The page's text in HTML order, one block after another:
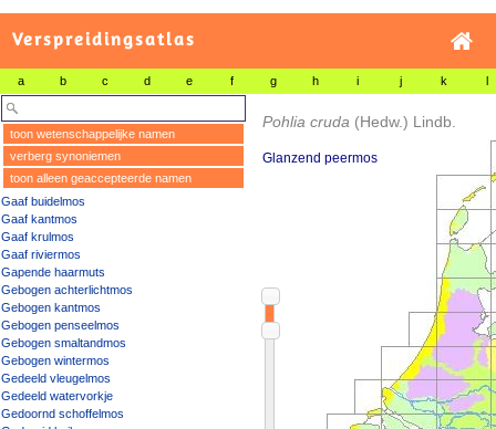
Verspreidingsatlas
a b c d e f g h i j k l
toon wetenschappelijke namen
verberg synoniemen
toon alleen geaccepteerde namen
Gaaf buidelmos
Gaaf kantmos
Gaaf krulmos
Gaaf riviermos
Gapende haarmuts
Gebogen achterlichtmos
Gebogen kantmos
Gebogen penseelmos
Gebogen smaltandmos
Gebogen wintermos
Gedeeld vleugelmos
Gedeeld watervorkje
Gedoornd schoffelmos
Pohlia cruda (Hedw.) Lindb.
Glanzend peermos